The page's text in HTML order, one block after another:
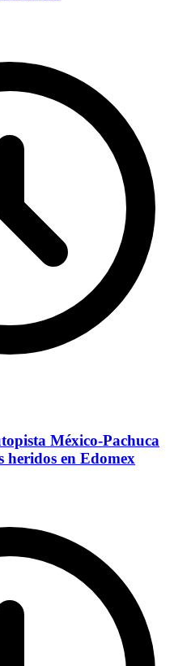
México-Pachuca
heridos en Edomex